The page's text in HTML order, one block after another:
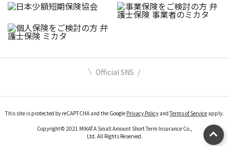
Official SNS
This site is protected by reCAPTCHA and the Google Privacy Policy andTerms of Service apply.
Copyright© 2021 MIKATA Small Amount Short Term Insurance Co.,
Ltd. All Rights Reserved.